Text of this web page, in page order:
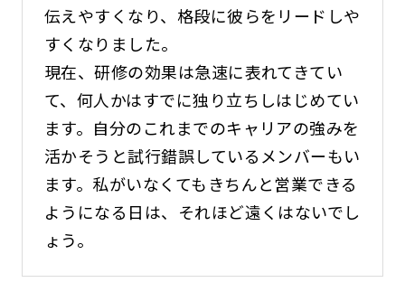
伝えやすくなり、格段に彼らをリードしや
すくなりました。
現在、研修の効果は急速に表れてきてい
て、何人かはすでに独り立ちしはじめてい
ます。自分のこれまでのキャリアの強みを
活かそうと試行錯誤しているメンバーもい
ます。私がいなくてもきちんと営業できる
ようになる日は、それほど遠くはないでし
ょう。